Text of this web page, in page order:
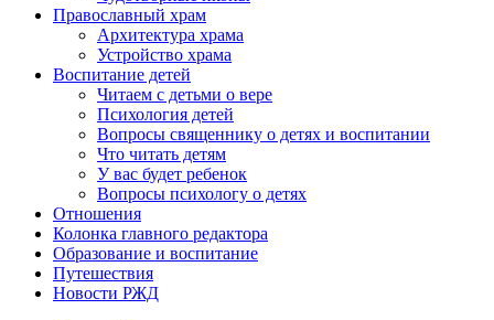
Православный храм
Архитектура храма
Устройство храма
Воспитание детей
Читаем с детьми о вере
Психология детей
Вопросы священнику о детях и воспитании
Что читать детям
У вас будет ребенок
Вопросы психологу о детях
Отношения
Колонка главного редактора
Образование и воспитание
Путешествия
Новости РЖД